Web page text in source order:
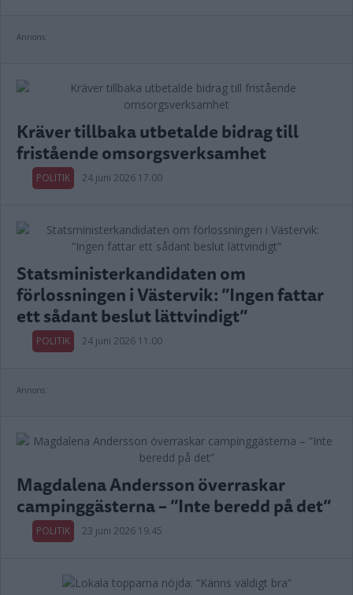
Annons:
Kräver tillbaka utbetalde bidrag till
fristående omsorgsverksamhet
POLITIK 24 juni 2026 17.00
Statsministerkandidaten om
förlossningen i Västervik: ”Ingen fattar
ett sådant beslut lättvindigt”
POLITIK 24 juni 2026 11.00
Annons:
Magdalena Andersson överraskar
campinggästerna – ”Inte beredd på det”
POLITIK 23 juni 2026 19.45